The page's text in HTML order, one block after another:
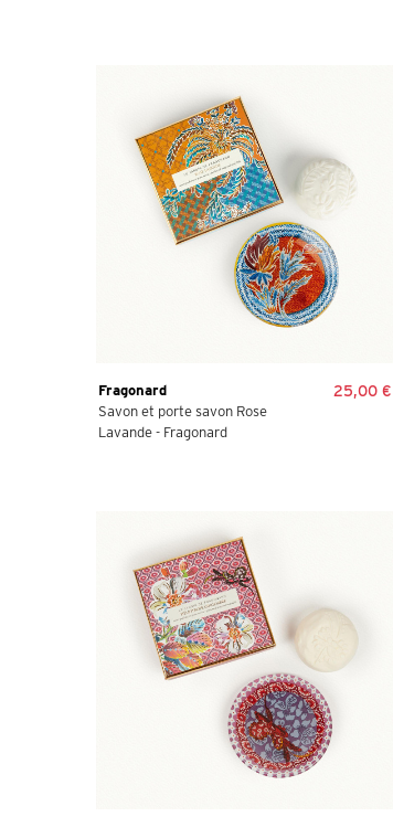
Fragonard
Savon et porte savon Rose
Lavande - Fragonard
25,00 €